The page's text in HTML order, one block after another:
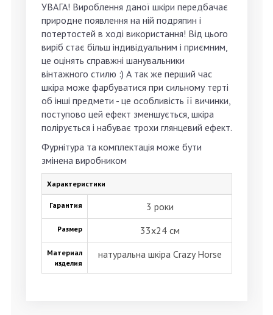
УВАГА! Вироблення даної шкіри передбачає
природне появлення на ній подряпин і
потертостей в ході використання! Від цього
виріб стає більш індивідуальним і приємним,
це оцінять справжні шанувальники
вінтажного стилю :) А так же перший час
шкіра може фарбуватися при сильному терті
об інші предмети - це особливість її вичинки,
поступово цей ефект зменшується, шкіра
полірується і набуває трохи глянцевий ефект.
Фурнітура та комплектація може бути
змінена виробником
Характеристики
Гарантия 3 роки
Размер 33х24 см
Материал
изделия
натуральна шкіра Crazy Horse